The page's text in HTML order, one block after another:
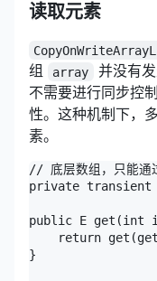
读取元素
组
array
并没有
不需要进行同步控
性。这种机制下，
素。
// 底层数组，只能
private
public E get(int
return
}